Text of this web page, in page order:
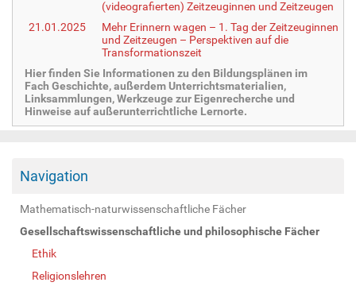
(videografierten) Zeitzeuginnen und Zeitzeugen
21.01.2025
Mehr Erinnern wagen – 1. Tag der Zeitzeuginnen
und Zeitzeugen – Perspektiven auf die
Transformationszeit
Hier finden Sie Informationen zu den Bildungsplänen im
Fach Geschichte, außerdem Unterrichtsmaterialien,
Linksammlungen, Werkzeuge zur Eigenrecherche und
Hinweise auf außerunterrichtliche Lernorte.
Navigation
Mathematisch-naturwissenschaftliche Fächer
Gesellschaftswissenschaftliche und philosophische Fächer
Ethik
Religionslehren